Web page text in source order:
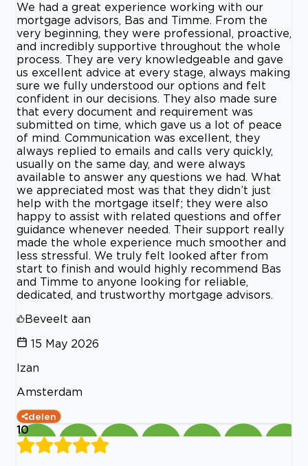
We had a great experience working with our
mortgage advisors, Bas and Timme. From the
very beginning, they were professional, proactive,
and incredibly supportive throughout the whole
process. They are very knowledgeable and gave
us excellent advice at every stage, always making
sure we fully understood our options and felt
confident in our decisions. They also made sure
that every document and requirement was
submitted on time, which gave us a lot of peace
of mind. Communication was excellent, they
always replied to emails and calls very quickly,
usually on the same day, and were always
available to answer any questions we had. What
we appreciated most was that they didn’t just
help with the mortgage itself; they were also
happy to assist with related questions and offer
guidance whenever needed. Their support really
made the whole experience much smoother and
less stressful. We truly felt looked after from
start to finish and would highly recommend Bas
and Timme to anyone looking for reliable,
dedicated, and trustworthy mortgage advisors.
Beveelt aan
15 May 2026
Izan
Amsterdam
delen
10